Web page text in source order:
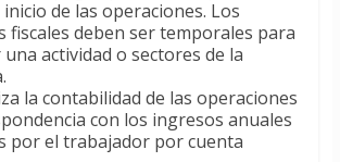
inicio de las operaciones. Los
fiscales deben ser temporales para
actividad o sectores de la
la contabilidad de las operaciones
con los ingresos anuales
por el trabajador por cuenta